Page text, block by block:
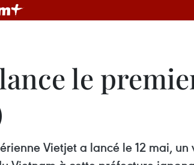
le
Vietjet a lancé le 12 mai,